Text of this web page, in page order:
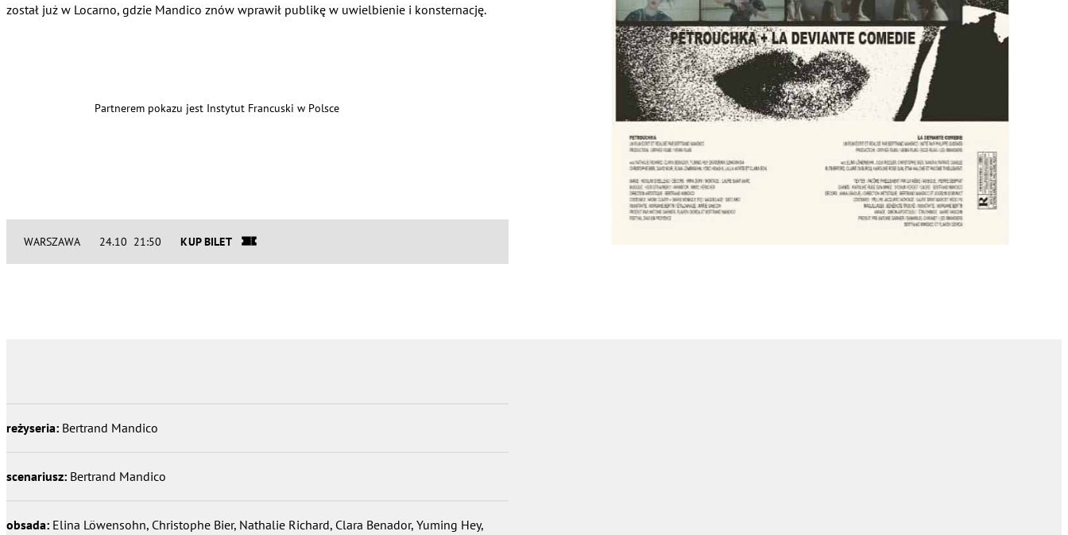
został już w Locarno, gdzie Mandico znów wprawił publikę w uwielbienie i konsternację.
Partnerem pokazu jest Instytut Francuski w Polsce
WARSZAWA 24.10 21:50 KUP BILET
reżyseria: Bertrand Mandico
scenariusz: Bertrand Mandico
obsada: Elina Löwensohn, Christophe Bier, Nathalie Richard, Clara Benador, Yuming Hey,